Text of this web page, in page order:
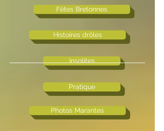
Fêtes Bretonnes
Histoires drôles
Insolites
Pratique
Photos Marantes